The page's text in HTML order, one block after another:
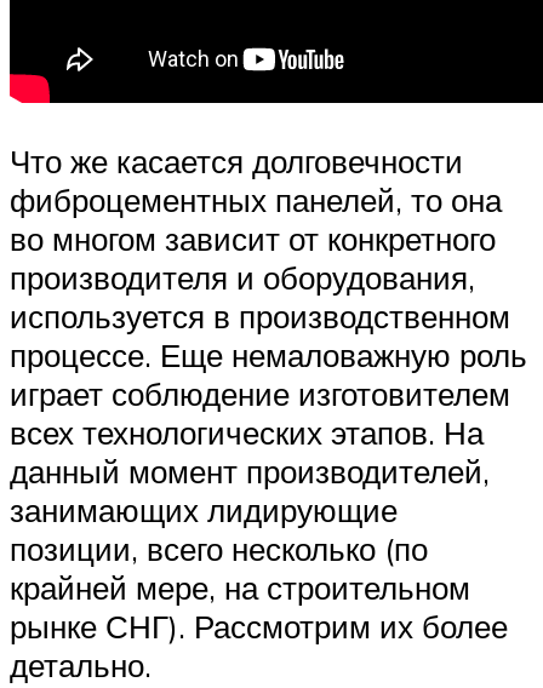
Что же касается долговечности
фиброцементных панелей, то она
во многом зависит от конкретного
производителя и оборудования,
используется в производственном
процессе. Еще немаловажную роль
играет соблюдение изготовителем
всех технологических этапов. На
данный момент производителей,
занимающих лидирующие
позиции, всего несколько (по
крайней мере, на строительном
рынке СНГ). Рассмотрим их более
детально.